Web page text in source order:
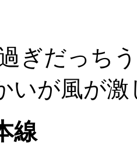
ぎだっち
いが風が
線